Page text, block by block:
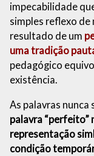
impecabilidade
simples reflexo de
resultado de um
uma tradição
pedagógico
existência.
As palavras
palavra “perfeito”
representação
condição